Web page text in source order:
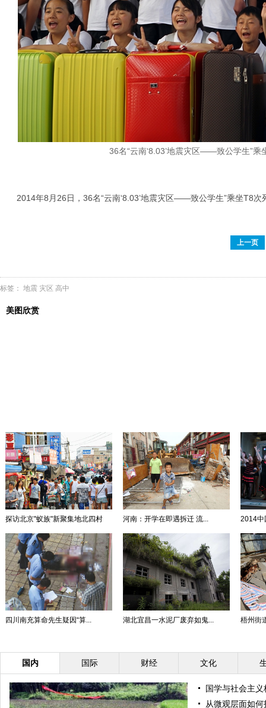
36名“云南‘8.03’地震灾区——致公学生”
2014年8月26日，36名“云南‘8.03’地震灾区——致公学生”乘坐T8
上一页
标签： 地震 灾区 高中
美图欣赏
探访北京"蚁族"新聚集地北四村 河南：开学在即遇拆迁 流... 2014中
四川南充算命先生疑因“算... 湖北宜昌一水泥厂废弃如鬼... 梧州街
国内 国际 财经 文化
国学与社会主
从微观层面如